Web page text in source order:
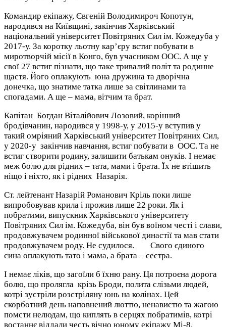
Командир екіпажу, Євгеній Володимироч Копотун,
народився на Київщині, закінчив Харківський
національний університет Повітряних Сил ім. Кожедуба у
2017-у. За коротку льотну кар’єру встиг побувати в
миротворчій місії в Конго, був учасником ООС. А ще у
свої 27 встиг пізнати, що таке тривалий політ та родинне
щастя. Його оплакують юна дружина та дворічна
донечка, що знатиме татка лише за світлинами та
спогадами. А ще – мама, вітчим та брат.
Капітан Богдан Віталійович Лозовий, корінний
бродівчанин, народився у 1998-у, у 2015-у вступив у
такий омріяний Харківський університет Повітряних Сил,
у 2020-у закінчив навчання, встиг побувати в ООС. Та не
встиг створити родину, залишити батькам онуків. І немає
меж болю для рідних – тата, мами і брата. Їх не втішить
ніщо і ніхто, як і рідних Назарія.
Ст. лейтенант Назарій Романович Кріль поки лише
випробовував крила і прожив лише 22 роки. Як і
побратими, випускник Харківського університету
Повітряних Сил ім. Кожедуба, він був воїном честі і слави,
продовжувачем родинної військової династії та мав стати
продовжувачем роду. Не судилося. Свого єдиного
сина оплакують тато і мама, а брата – сестра.
І немає ліків, що загоїли б їхню рану. Ця потроєна дорога
болю, що пролягла крізь Броди, полита слізьми людей,
котрі зустріли розстріляну юнь на колінах. Цей
скорботний день наповнений люттю, ненавистю та жагою
помсти нелюдам, що киплять в серцях побратимів, котрі
востаннє віддали честь вічно юному екіпажу Мі-8.